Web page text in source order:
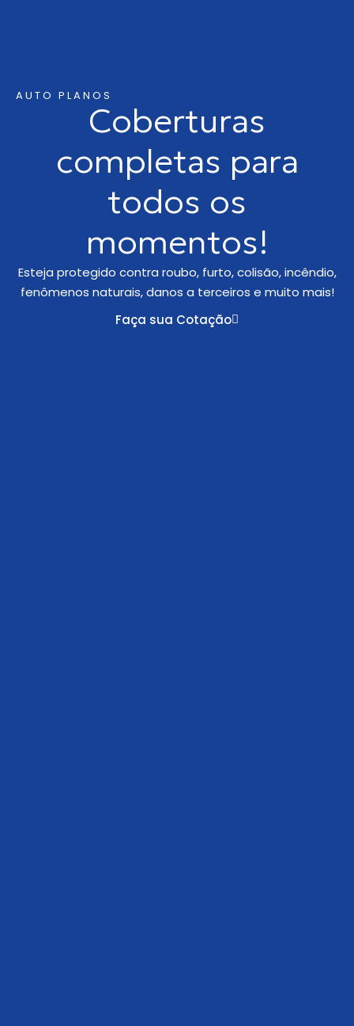
AUTO PLANOS
Coberturas
completas para
todos os
momentos!
Esteja protegido contra roubo, furto, colisão, incêndio,
fenômenos naturais, danos a terceiros e muito mais!
Faça sua Cotação